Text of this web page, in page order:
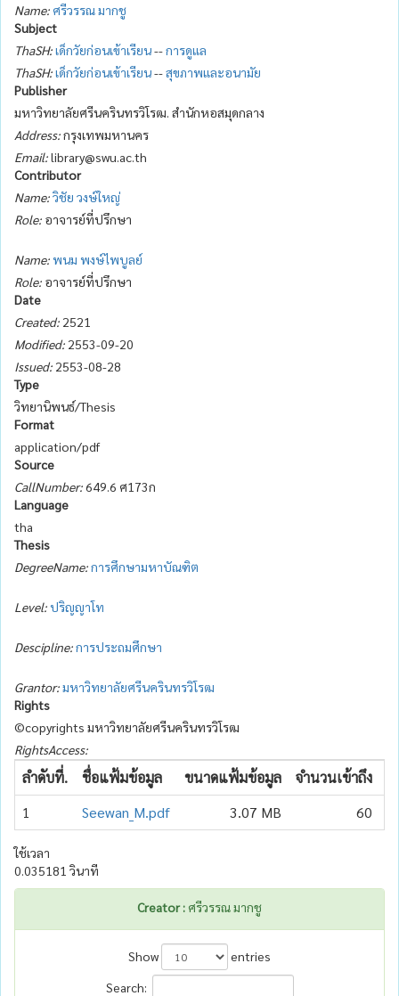
Name: ศรีวรรณ มากชู
Subject
ThaSH:เด็กวัยก่อนเข้าเรียน--การดูแล
ThaSH:เด็กวัยก่อนเข้าเรียน--สุขภาพและอนามัย
Publisher
มหาวิทยาลัยศรีนครินทรวิโรฒ. สำนักหอสมุดกลาง
Address:กรุงเทพมหานคร
Email:library@swu.ac.th
Contributor
Name:วิชัย วงษ์ใหญ่
Role: อาจารย์ที่ปรึกษา
Name:พนม พงษ์ไพบูลย์
Role: อาจารย์ที่ปรึกษา
Date
Created: 2521
Modified: 2553-09-20
Issued: 2553-08-28
Type
วิทยานิพนธ์/Thesis
Format
application/pdf
Source
CallNumber:649.6 ศ173ก
Language
tha
Thesis
DegreeName:การศึกษามหาบัณฑิต
Level:ปริญญาโท
Descipline:การประถมศึกษา
Grantor:มหาวิทยาลัยศรีนครินทรวิโรฒ
Rights
©copyrights มหาวิทยาลัยศรีนครินทรวิโรฒ
RightsAccess:
ลำดับที่. ชื่อแฟ้มข้อมูล ขนาดแฟ้มข้อมูล จำนวนเข้าถึง
1
Seewan_M.pdf 3.07 MB 60
ใช้เวลา
0.035181 วินาที
Creator : ศรีวรรณ มากชู
Show
entries
Search: